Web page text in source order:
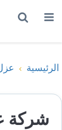
القائمة
الرئيسية
شركة